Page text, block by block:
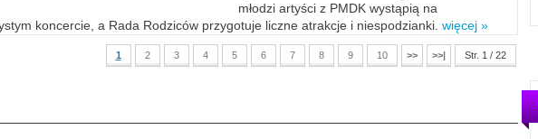
młodzi artyści z PMDK wystąpią na
koncercie, a Rada Rodziców przygotuje liczne atrakcje i niespodzianki. więcej »
1 2 3 4 5 6 7 8 9 10 >> >>| Str. 1 / 22